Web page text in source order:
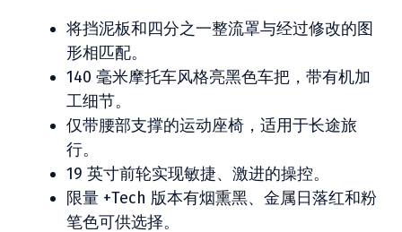
将挡泥板和四分之一整流罩与经过修改的图
形相匹配。
140 毫米摩托车风格亮黑色车把，带有机加
工细节。
仅带腰部支撑的运动座椅，适用于长途旅
行。
19 英寸前轮实现敏捷、激进的操控。
限量 +Tech 版本有烟熏黑、金属日落红和粉
笔色可供选择。